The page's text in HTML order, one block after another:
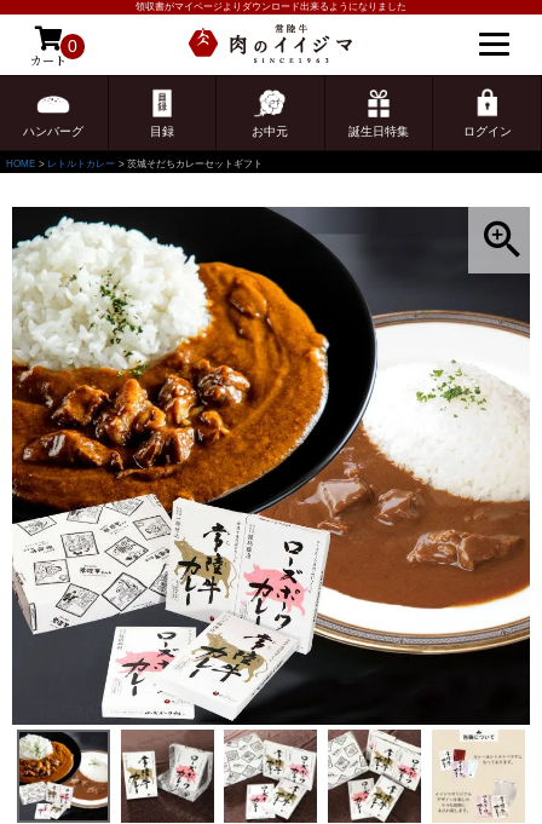
領収書がマイページよりダウンロード出来るようになりました
カート
0
ハンバーグ 目録 お中元 誕生日特集 ログイン
ゲスト 様こんにちは
ログイン
HOME レトルトカレー 茨城そだちカレーセットギフト